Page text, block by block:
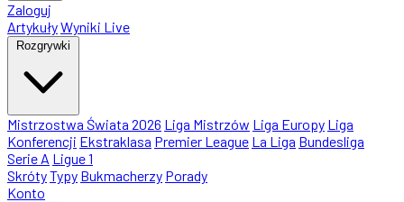
Zaloguj
ArtykułyWyniki Live
Rozgrywki
Mistrzostwa Świata 2026 Liga Mistrzów Liga Europy Liga
Konferencji Ekstraklasa Premier League La Liga Bundesliga
Serie A Ligue 1
SkrótyTypy Bukmacherzy Porady
Konto